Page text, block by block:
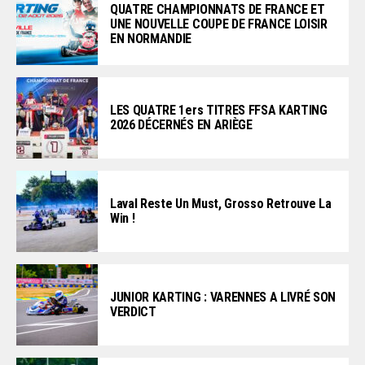
QUATRE CHAMPIONNATS DE FRANCE ET
UNE NOUVELLE COUPE DE FRANCE LOISIR
EN NORMANDIE
LES QUATRE 1ers TITRES FFSA KARTING
2026 DÉCERNÉS EN ARIÈGE
Laval Reste Un Must, Grosso Retrouve La
Win !
JUNIOR KARTING : VARENNES A LIVRÉ SON
VERDICT